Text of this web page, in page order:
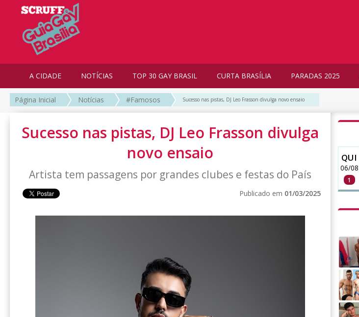
A CIDADE NOTÍCIAS TOP 30 GAY BRASIL CURTA BRASÍLIA PARADAS 2025
Página Inicial Notícias #Famosos Sucesso nas pistas, DJ Leo Frasson divulga novo ensaio
Sucesso nas pistas, DJ Leo Frasson divulga
novo ensaio
Artista tem passagens por grandes clubes e festas do País
Publicado em 01/03/2025
QUI
06/08
1